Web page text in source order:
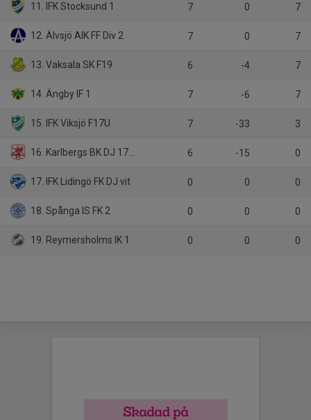
11. IFK Stocksund 1 7 0 7
12. Älvsjö AIK FF Div 2 7 0 7
13. Vaksala SK F19 6 -4 7
14. Ängby IF 1 7 -6 7
15. IFK Viksjö F17U 7 -33 3
16. Karlbergs BK DJ 17-19 21 6 -15 0
17. IFK Lidingö FK DJ vit 0 0 0
18. Spånga IS FK 2 0 0 0
19. Reymersholms IK 1 0 0 0